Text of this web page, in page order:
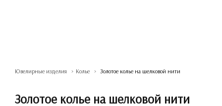
Ювелирные изделия Колье Золотое колье на шелковой нити
Золотое колье на шелковой нити